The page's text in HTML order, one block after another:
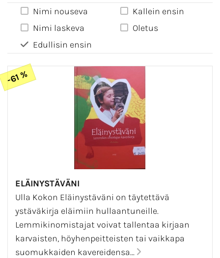
Nimi nouseva
Nimi laskeva
Edullisin ensin
Kallein ensin
Oletus
-61 %
ELÄINYSTÄVÄNI
Ulla Kokon Eläinystäväni on täytettävä
ystäväkirja eläimiin hullaantuneille.
Lemmikinomistajat voivat tallentaa kirjaan
karvaisten, höyhenpeitteisten tai vaikkapa
suomukkaiden kavereidensa...